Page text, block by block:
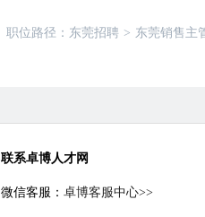
职位路径： 东莞招聘 > 东莞销售主
联系卓博人才网
微信客服： 卓博客服中心>>